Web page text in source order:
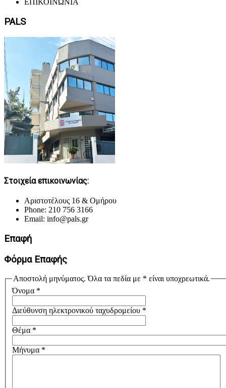
ΕΠΙΚΟΙΝΩΝΙΑ
PALS
Στοιχεία επικοινωνίας:
Αριστοτέλους 16 & Ομήρου
Phone: 210 756 3166
Email: info@pals.gr
Επαφή
Φόρμα Επαφής
Αποστολή μηνύματος. Όλα τα πεδία με * είναι υποχρεωτικά.
Όνομα *
Διεύθυνση ηλεκτρονικού ταχυδρομείου *
Θέμα *
Μήνυμα *